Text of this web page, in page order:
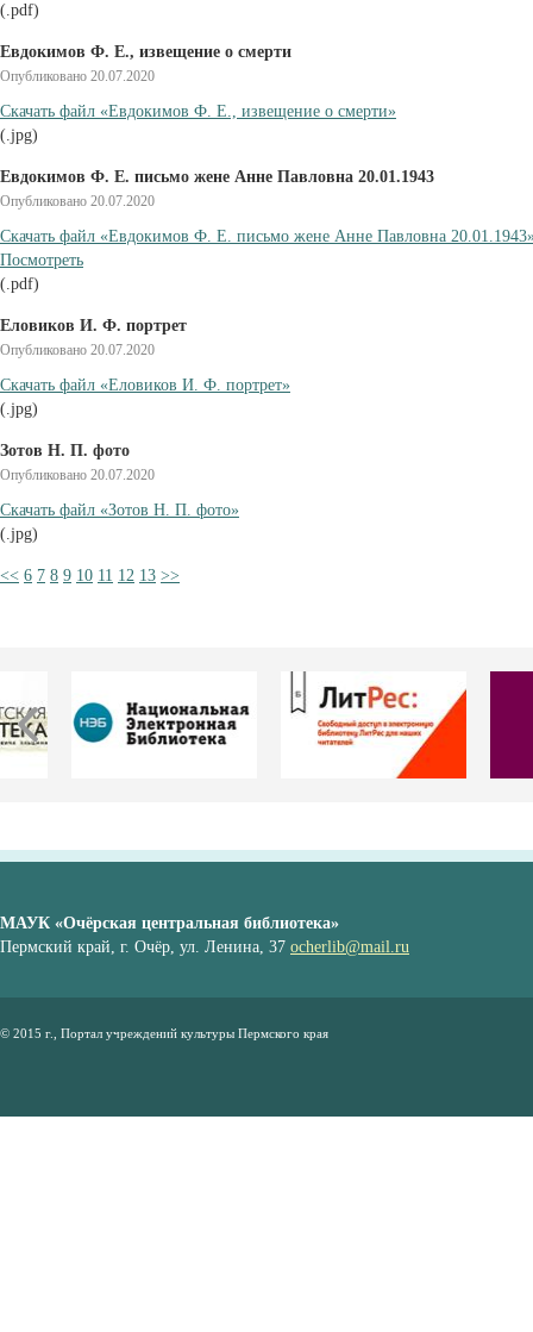
(.pdf)
Евдокимов Ф. Е., извещение о смерти
Опубликовано 20.07.2020
Cкачать файл «Евдокимов Ф. Е., извещение о смерти»
(.jpg)
Евдокимов Ф. Е. письмо жене Анне Павловна 20.01.1943
Опубликовано 20.07.2020
Cкачать файл «Евдокимов Ф. Е. письмо жене Анне Павловна
Посмотреть
(.pdf)
Еловиков И. Ф. портрет
Опубликовано 20.07.2020
Cкачать файл «Еловиков И. Ф. портрет»
(.jpg)
Зотов Н. П. фото
Опубликовано 20.07.2020
Cкачать файл «Зотов Н. П. фото»
(.jpg)
<< 6 7 8 9 10 11 12 13 >>
МАУК «Очёрская центральная библиотека»
Пермский край, г. Очёр, ул. Ленина, 37 ocherlib@mail.ru
© 2015 г., Портал учреждений культуры Пермского края